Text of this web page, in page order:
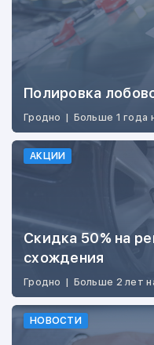
Полировка
Гродно | Больше 1 года
АКЦИИ
Скидка 50% на
схождения
Гродно | Больше 2 лет
НОВОСТИ